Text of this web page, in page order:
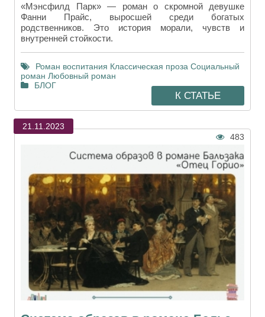
«Мэнсфилд Парк» — роман о скромной девушке
Фанни Прайс, выросшей среди богатых
родственников. Это история морали, чувств и
внутренней стойкости.
Роман воспитания Классическая проза Социальный
роман Любовный роман
БЛОГ
К СТАТЬЕ
21.11.2023
483